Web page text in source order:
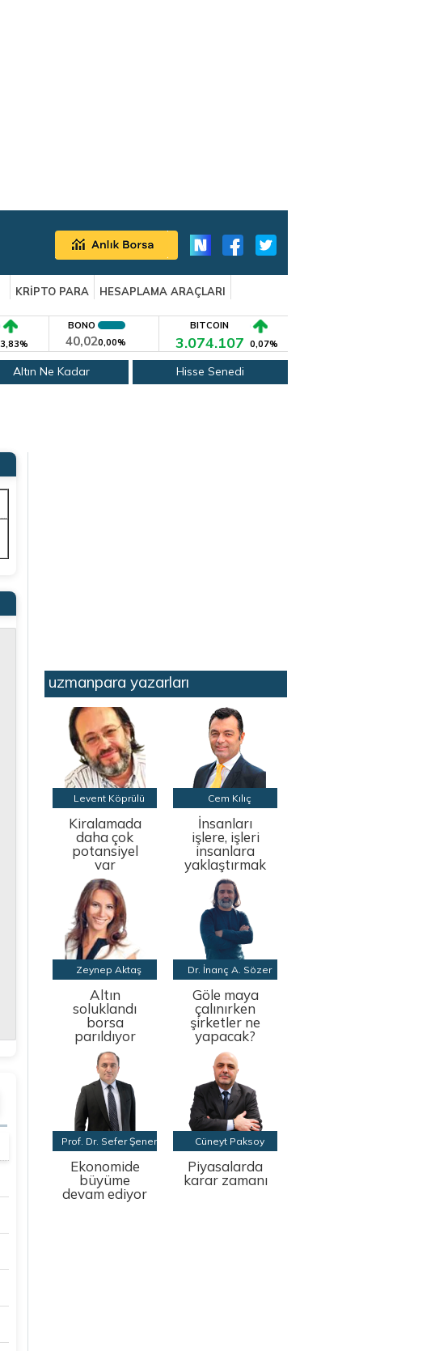
KRİPTO PARA
HESAPLAMA ARAÇLARI
3,83%
BONO
40,020,00%
BITCOIN
3.074.107 0,07%
Altın Ne Kadar Hisse Senedi
uzmanpara yazarları
Levent Köprülü
Kiralamada
daha çok
potansiyel
var
Cem Kılıç
İnsanları
işlere, işleri
insanlara
yaklaştırmak
Zeynep Aktaş
Altın
soluklandı
borsa
parıldıyor
Dr. İnanç A. Sözer
Göle maya
çalınırken
şirketler ne
yapacak?
Prof. Dr. Sefer Şener
Ekonomide
büyüme
devam ediyor
Cüneyt Paksoy
Piyasalarda
karar zamanı